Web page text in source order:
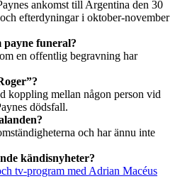
ankomst till Argentina den 30
efterdyningar i oktober-november
payne funeral?
en offentlig begravning har
koppling mellan någon person vid
dödsfall.
och har ännu inte
kändisnyheter?
tv-program med Adrian Macéus